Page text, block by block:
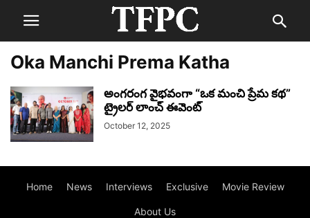
Oka Manchi Prema Katha
అంగరంగ వైభవంగా “ఒక మంచి ప్రేమ కథ”
ట్రైలర్ లాంచ్ ఈవెంట్‌
October 12, 2025
Home News Interviews Exclusive Movie Review
About Us